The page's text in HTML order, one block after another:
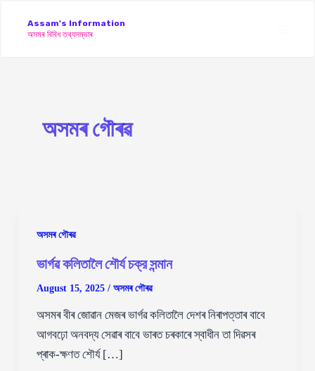
Assam's Information
অসমৰ বিবিধ তথ্যসম্ভাৰ
অসমৰ গৌৰৱ
অসমৰ গৌৰৱ
ভাৰ্গৱ কলিতালৈ শৌর্য চক্র সন্মান
August 15, 2025 / অসমৰ গৌৰৱ
অসমৰ বীৰ জোৱান মেজৰ ভাৰ্গৱ কলিতালৈ দেশৰ নিৰাপত্তাৰ বাবে
আগবঢ়ো অনবদ্য সেৱাৰ বাবে ভাৰত চৰকাৰে স্বাধীন তা দিৱসৰ
প্ৰাক-ক্ষণত শৌৰ্য […]